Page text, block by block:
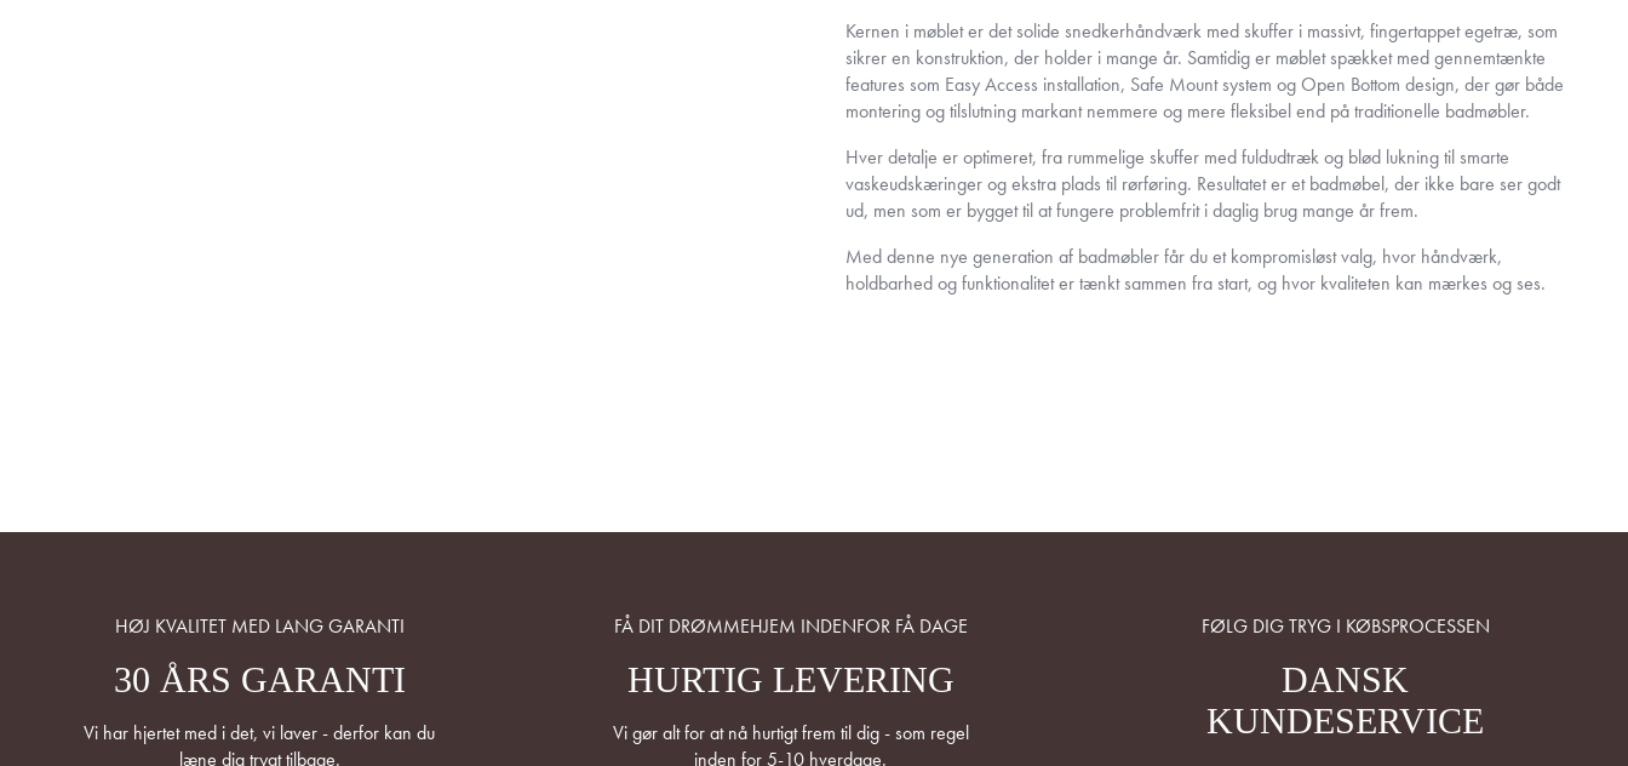
Kernen i møblet er det solide snedkerhåndværk med skuffer i massivt, fingertappet egetræ, som
sikrer en konstruktion, der holder i mange år. Samtidig er møblet spækket med gennemtænkte
features som Easy Access installation, Safe Mount system og Open Bottom design, der gør både
montering og tilslutning markant nemmere og mere fleksibel end på traditionelle badmøbler.
Hver detalje er optimeret, fra rummelige skuffer med fuldudtræk og blød lukning til smarte
vaskeudskæringer og ekstra plads til rørføring. Resultatet er et badmøbel, der ikke bare ser godt
ud, men som er bygget til at fungere problemfrit i daglig brug mange år frem.
Med denne nye generation af badmøbler får du et kompromisløst valg, hvor håndværk,
holdbarhed og funktionalitet er tænkt sammen fra start, og hvor kvaliteten kan mærkes og ses.
HØJ KVALITET MED LANG GARANTI
30 ÅRS GARANTI
Vi har hjertet med i det, vi laver - derfor kan du
læne dig trygt tilbage.
FÅ DIT DRØMMEHJEM INDENFOR FÅ DAGE
HURTIG LEVERING
Vi gør alt for at nå hurtigt frem til dig - som regel
inden for 5-10 hverdage.
FØLG DIG TRYG I KØBSPROCESSEN
DANSK
KUNDESERVICE